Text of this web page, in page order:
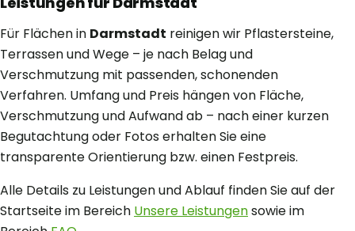
Für Flächen in Darmstadt reinigen wir Pflastersteine,
Terrassen und Wege – je nach Belag und
Verschmutzung mit passenden, schonenden
Verfahren. Umfang und Preis hängen von Fläche,
Verschmutzung und Aufwand ab – nach einer kurzen
Begutachtung oder Fotos erhalten Sie eine
transparente Orientierung bzw. einen Festpreis.
Alle Details zu Leistungen und Ablauf finden Sie auf der
Startseite im Bereich Unsere Leistungensowie im